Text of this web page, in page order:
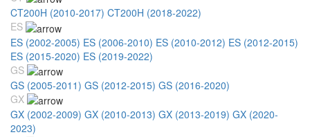
CT200H (2010-2017) CT200H (2018-2022)
ES
ES (2002-2005) ES (2006-2010) ES (2010-2012) ES (2012-2015)
ES (2015-2020) ES (2019-2022)
GS
GS (2005-2011) GS (2012-2015) GS (2016-2020)
GX
GX (2002-2009) GX (2010-2013) GX (2013-2019) GX (2020-
2023)